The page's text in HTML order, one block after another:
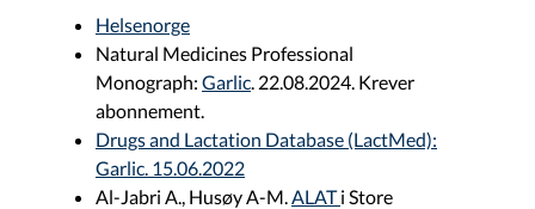
Helsenorge
Natural Medicines Professional
Monograph: Garlic . 22.08.2024. Krever
abonnement.
Drugs and Lactation Database (LactMed):
Garlic. 15.06.2022
Al-Jabri A., Husøy A-M. ALATi Store